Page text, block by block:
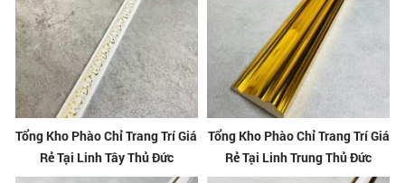
Tổng Kho Phào Chỉ Trang Trí Giá
Rẻ Tại Linh Tây Thủ Đức
Tổng Kho Phào Chỉ Trang Trí Giá
Rẻ Tại Linh Trung Thủ Đức